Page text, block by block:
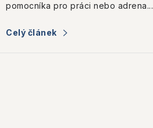
pomocníka pro práci nebo adrena...
Celý článek